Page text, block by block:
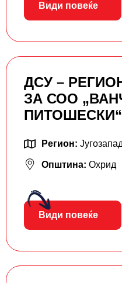
Види повеќе
ДСУ –
ЗА СОО
Регион:
Општина: Охрид
Види повеќе